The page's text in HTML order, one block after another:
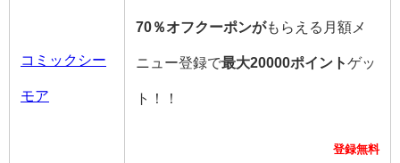
コミックシー
モア
70％オフクーポンがもらえる月額メ
ニュー登録で最大20000ポイントゲッ
ト！！
登録無料